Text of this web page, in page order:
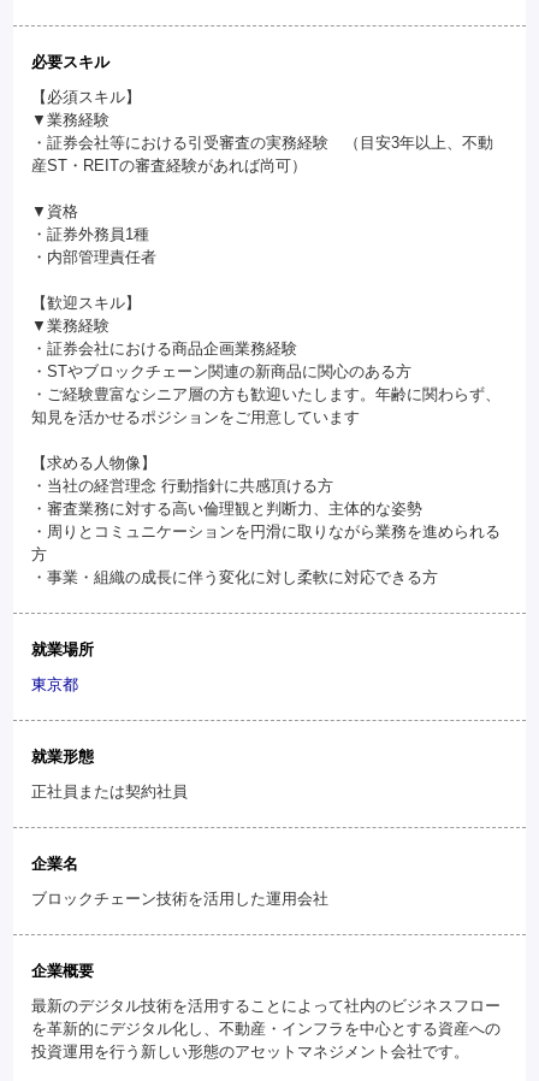
必要スキル
【必須スキル】
▼業務経験
・証券会社等における引受審査の実務経験 （目安3年以上、不動
産ST・REITの審査経験があれば尚可）
▼資格
・証券外務員1種
・内部管理責任者
【歓迎スキル】
▼業務経験
・証券会社における商品企画業務経験
・STやブロックチェーン関連の新商品に関心のある方
・ご経験豊富なシニア層の方も歓迎いたします。年齢に関わらず、
知見を活かせるポジションをご用意しています
【求める人物像】
・当社の経営理念 行動指針に共感頂ける方
・審査業務に対する高い倫理観と判断力、主体的な姿勢
・周りとコミュニケーションを円滑に取りながら業務を進められる
方
・事業・組織の成長に伴う変化に対し柔軟に対応できる方
就業場所
東京都
就業形態
正社員または契約社員
企業名
ブロックチェーン技術を活用した運用会社
企業概要
最新のデジタル技術を活用することによって社内のビジネスフロー
を革新的にデジタル化し、不動産・インフラを中心とする資産への
投資運用を行う新しい形態のアセットマネジメント会社です。